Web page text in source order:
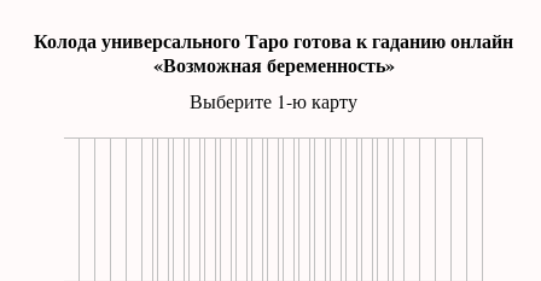
Колода универсального Таро готова к гаданию онлайн
«Возможная беременность»
Выберите 1-ю карту